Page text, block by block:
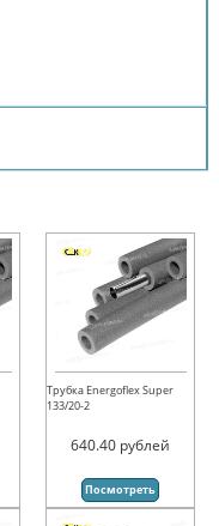
Трубка Energoflex Super
133/20-2
640.40 рублей
Посмотреть